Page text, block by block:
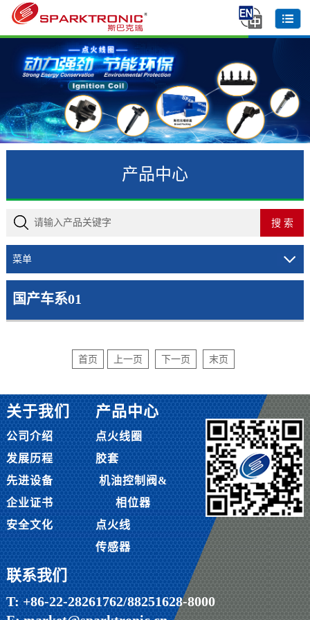
产品中心
菜单
国产车系01
首页 上一页 下一页 末页
关于我们
公司介绍
发展历程
先进设备
企业证书
安全文化
产品中心
点火线圈
胶套
机油控制阀&
相位器
点火线
传感器
联系我们
T: +86-22-28261762/88251628-8000